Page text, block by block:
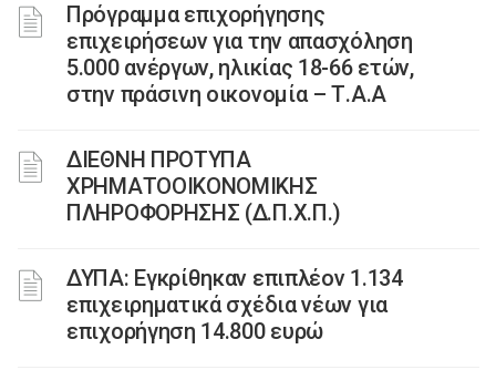
Πρόγραμμα επιχορήγησης
επιχειρήσεων για την απασχόληση
5.000 ανέργων, ηλικίας 18-66 ετών,
στην πράσινη οικονομία – Τ.Α.Α
ΔΙΕΘΝΗ ΠΡΟΤΥΠΑ
ΧΡΗΜΑΤΟΟΙΚΟΝΟΜΙΚΗΣ
ΠΛΗΡΟΦΟΡΗΣΗΣ (Δ.Π.Χ.Π.)
ΔΥΠΑ: Εγκρίθηκαν επιπλέον 1.134
επιχειρηματικά σχέδια νέων για
επιχορήγηση 14.800 ευρώ